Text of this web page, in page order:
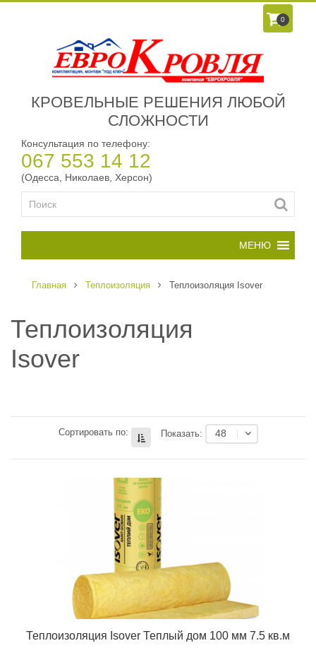
0
КРОВЕЛЬНЫЕ РЕШЕНИЯ ЛЮБОЙ
СЛОЖНОСТИ
Консультация по телефону:
067 553 14 12
(Одесса, Николаев, Херсон)
Главная Теплоизоляция Теплоизоляция Isover
Теплоизоляция
Isover
Сортировать по: Показать: 48
Теплоизоляция Isover Теплый дом 100 мм 7.5 кв.м